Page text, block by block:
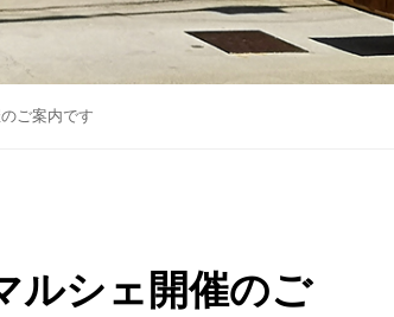
ご案内です
ルシェ開催のご